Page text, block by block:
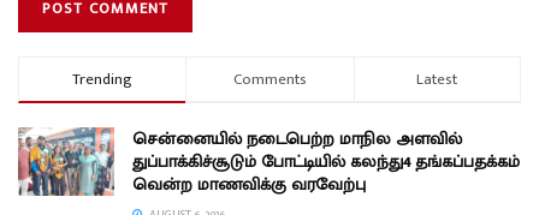
Trending Comments Latest
சென்னையில் நடைபெற்ற மாநில அளவில்
துப்பாக்கிச்சூடும் போட்டியில் கலந்து4 தங்கப்பதக்கம்
வென்ற மாணவிக்கு வரவேற்பு